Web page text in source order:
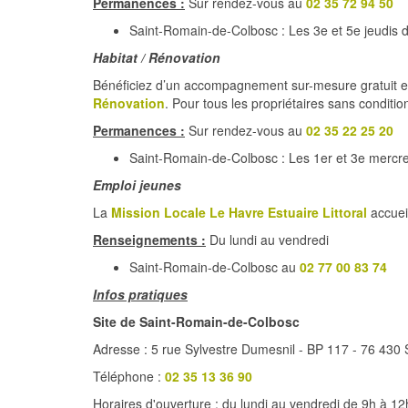
Saint-Romain-de-Colbosc : Les 3e et 5e jeudis
Habitat / Rénovation
Bénéficiez d’un accompagnement sur-mesure
Rénovation. Pour tous les propriétaires sans
Permanences : Sur rendez-vous au 02 35 22 25 20
Saint-Romain-de-Colbosc : Les 1er et 3e
Emploi jeunes
La Mission Locale Le Havre Estuaire Littoral
Renseignements : Du lundi au vendredi
Saint-Romain-de-Colbosc au 02 77 00 83 74
Infos pratiques
Site de Saint-Romain-de-Colbosc
Adresse : 5 rue Sylvestre Dumesnil - BP 117 - 76 430
Téléphone : 02 35 13 36 90
Horaires d'ouverture : du lundi au vendredi de 9h à